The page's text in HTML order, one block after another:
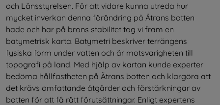
och Länsstyrelsen. För att vidare kunna utreda hur
mycket inverkan denna förändring på Ätrans botten
hade och har på brons stabilitet tog vi fram en
batymetrisk karta. Batymetri beskriver terrängens
fysiska form under vatten och är motsvarigheten till
topografi på land. Med hjälp av kartan kunde experter
bedöma hållfastheten på Ätrans botten och klargöra att
det krävs omfattande åtgärder och förstärkningar av
botten för att få rätt förutsättningar. Enligt expertens